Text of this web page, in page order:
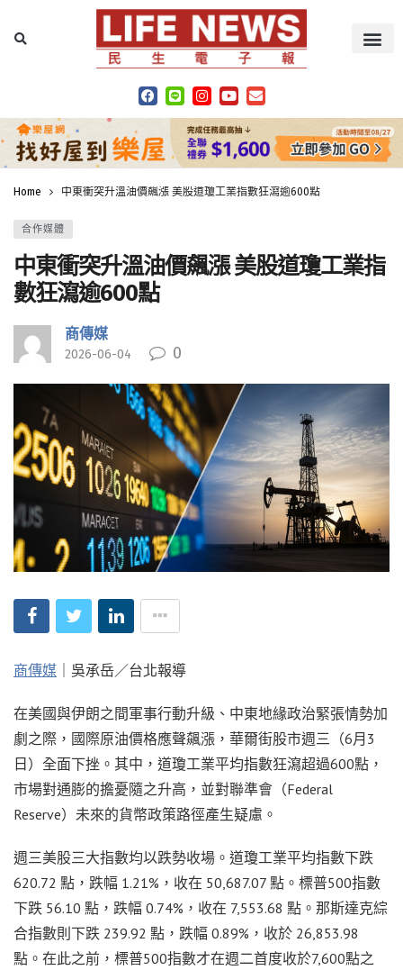
Home 中東衝突升溫油價飆漲 美股道瓊工業指數狂瀉逾600點
合作媒體
中東衝突升溫油價飆漲 美股道瓊工業指
數狂瀉逾600點
商傳媒
2026-06-04 0
商傳媒 ｜吳承岳／台北報導
在美國與伊朗之間軍事行動升級、中東地緣政治緊張情勢加
劇之際，國際原油價格應聲飆漲，華爾街股市週三（6月3
日）全面下挫。其中，道瓊工業平均指數狂瀉超過600點，
市場對通膨的擔憂隨之升高，並對聯準會（Federal
Reserve）未來的貨幣政策路徑產生疑慮。
週三美股三大指數均以跌勢收場。道瓊工業平均指數下跌
620.72 點，跌幅 1.21%，收在 50,687.07 點。標普500指數
下跌 56.10 點，跌幅 0.74%，收在 7,553.68 點。那斯達克綜
合指數則下跌 239.92 點，跌幅 0.89%，收於 26,853.98
點。在此之前，標普500指數才在週二首度收於7,600點之